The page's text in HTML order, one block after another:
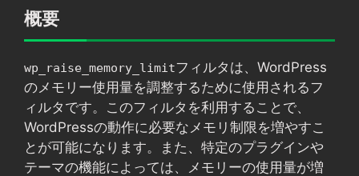
リ
概要
wp_raise_memory_limitフィルタは、WordPress
のメモリー使用量を調整するために使用されるフ
ィルタです。このフィルタを利用することで、
WordPressの動作に必要なメモリ制限を増やすこ
とが可能になります。また、特定のプラグインや
テーマの機能によっては、メモリーの使用量が増